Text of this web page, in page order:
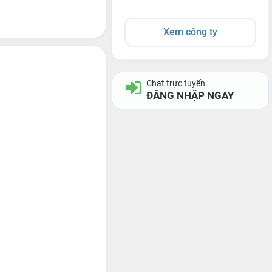
Xem công ty
Chat trực tuyến
ĐĂNG NHẬP NGAY